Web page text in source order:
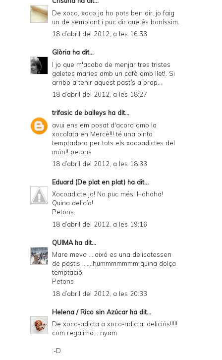
De xoco, xoco ja ho pots ben dir..jo faig
un de semblant i puc dir que és boníssim.
18 d’abril del 2012, a les 16:53
Glòria ha dit...
I jo que m'acabo de menjar tres tristes
galetes maries amb un cafè amb llet!. Si
arribo a tenir aquest pastís a prop...
18 d’abril del 2012, a les 18:27
trifasic de baileys ha dit...
avui ens em posat d'acord amb la
xocolata eh Mercè!!! té una pinta
temptadora per tots els xocoadictes del
món!! petons
18 d’abril del 2012, a les 18:33
Eduard (De plat en plat) ha dit...
Xocoadicte jo! No puc més! Hahaha!
Quina delicía!
Petons.
18 d’abril del 2012, a les 19:16
QUIMAha dit...
Mare meva ....aixó es una delicatessen
de pastis .......hummmmmmm quina dolça
temptació.
Petons
18 d’abril del 2012, a les 20:33
Helena / Rico sin Azúcar ha dit...
De xoco-adicta a xoco-adicta: deliciós!!!!!
com regalima... nyam
:-D